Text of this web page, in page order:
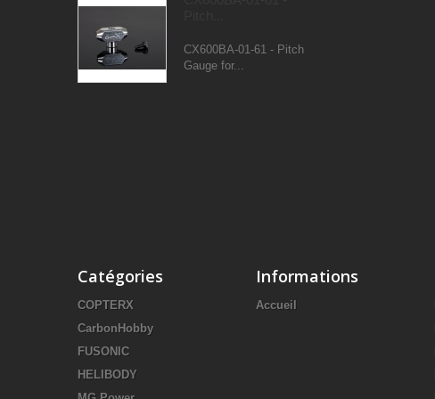
CX600BA-01-61 - Pitch
Gauge for...
Catégories
COPTERX
CarbonHobby
FUSONIC
HELIBODY
Informations
Accueil